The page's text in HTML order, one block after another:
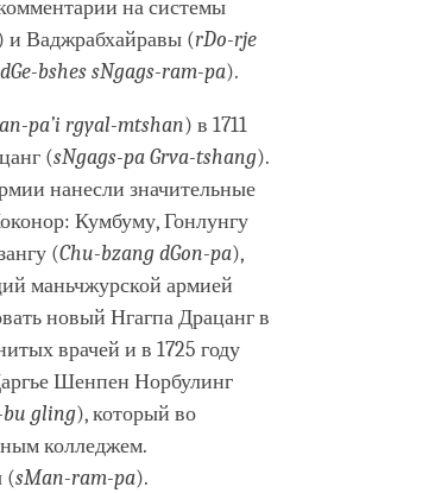
на системы
и Ваджрабхайравы (rDo-rje
dGe-bshes sNgags-ram-pa).
pa’i rgyal-mtshan) в 1711
(sNgags-pa Grva-tshang).
нанесли значительные
Кумбуму, Гонлунгу
(Chu-bzang dGon-pa),
маньчжурской армией
новый Нгагпа Драцанг в
врачей и в 1725 году
Шенпен Норбулинг
bu gling), который во
колледжем.
(sMan-ram-pa).